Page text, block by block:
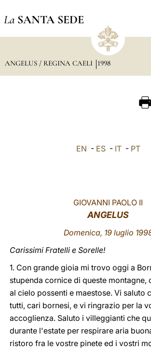
La SANTA SEDE
ANGELUS / REGINA CAELI 1998
EN - ES- IT- PT
GIOVANNI PAOLO II
ANGELUS
Domenica, 19 luglio
Carissimi Fratelli e Sorelle!
1. Con grande gioia mi trovo oggi a
stupenda cornice di queste montagne,
al cielo possenti e maestose. Vi saluto
tutti, cari bornesi, e vi ringrazio per la
accoglienza. Saluto i villeggianti che
durante l'estate per respirare aria
ristoro fra le vostre pinete ed i vostri